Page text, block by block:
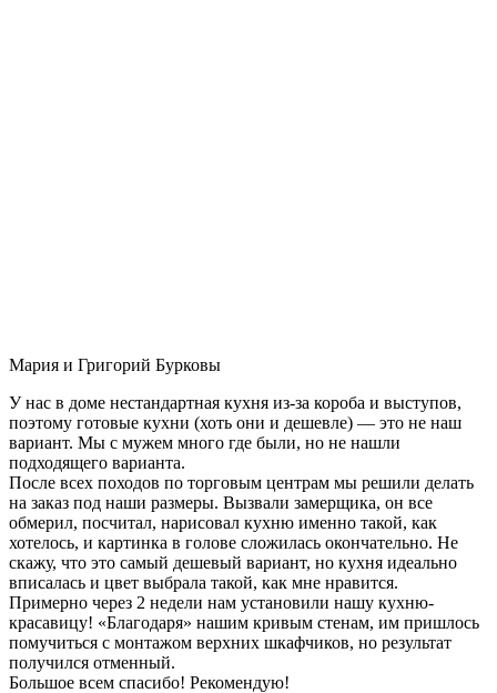
Мария и Григорий Бурковы
У нас в доме нестандартная кухня из-за короба и выступов,
поэтому готовые кухни (хоть они и дешевле) — это не наш
вариант. Мы с мужем много где были, но не нашли
подходящего варианта.
После всех походов по торговым центрам мы решили делать
на заказ под наши размеры. Вызвали замерщика, он все
обмерил, посчитал, нарисовал кухню именно такой, как
хотелось, и картинка в голове сложилась окончательно. Не
скажу, что это самый дешевый вариант, но кухня идеально
вписалась и цвет выбрала такой, как мне нравится.
Примерно через 2 недели нам установили нашу кухню-
красавицу! «Благодаря» нашим кривым стенам, им пришлось
помучиться с монтажом верхних шкафчиков, но результат
получился отменный.
Большое всем спасибо! Рекомендую!